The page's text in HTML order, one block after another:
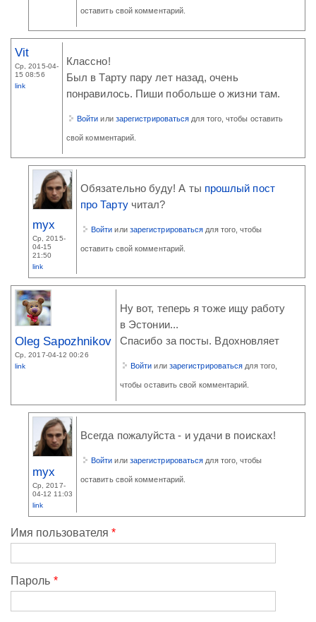
оставить свой комментарий.
Vit
Ср, 2015-04-
15 08:56
link
Классно!
Был в Тарту пару лет назад, очень
понравилось. Пиши побольше о жизни там.
Войти или зарегистрироваться для того, чтобы оставить
свой комментарий.
myx
Ср, 2015-
04-15
21:50
link
Обязательно буду! А ты прошлый пост
про Тартучитал?
Войти или зарегистрироваться для того, чтобы
оставить свой комментарий.
Oleg Sapozhnikov
Ср, 2017-04-12 00:26
link
Ну вот, теперь я тоже ищу работу
в Эстонии...
Спасибо за посты. Вдохновляет
Войти или зарегистрироваться для того,
чтобы оставить свой комментарий.
myx
Ср, 2017-
04-12 11:03
link
Всегда пожалуйста - и удачи в поисках!
Войти или зарегистрироваться для того, чтобы
оставить свой комментарий.
Имя пользователя*
Пароль *